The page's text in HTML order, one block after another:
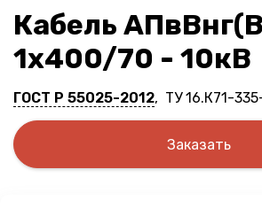
Кабель
1х400/70 - 10кВ
ГОСТ Р 55025-2012, ТУ 16.К71-
Заказать